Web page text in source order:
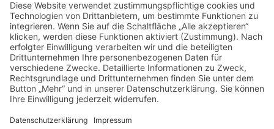
„Kunst im öffentlichen Raum" durch die Hansestadt
Lübeck
KATEGORIE
nicht mehr erhalten
STANDORT